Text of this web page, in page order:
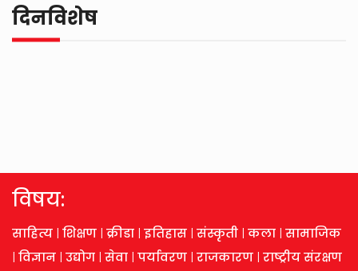
दिनविशेष
विषय:
साहित्य | शिक्षण | क्रीडा | इतिहास | संस्कृती | कला | सामाजिक
| विज्ञान | उद्योग | सेवा | पर्यावरण | राजकारण | राष्ट्रीय संरक्षण